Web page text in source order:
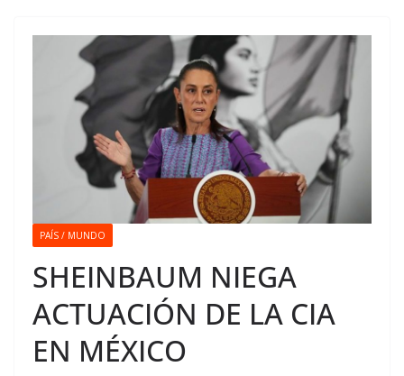
PAÍS / MUNDO
SHEINBAUM NIEGA
ACTUACIÓN DE LA CIA
EN MÉXICO